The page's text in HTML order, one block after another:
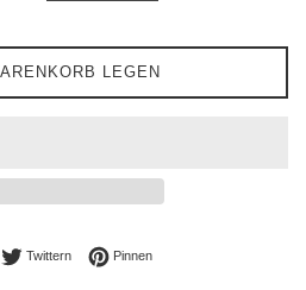
LEGEN
Facebook teilen
TwitternAuf Twitter twittern
PinnenAuf Pinterest pinnen